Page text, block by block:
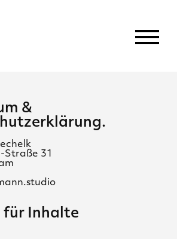
&
31
Inhalte